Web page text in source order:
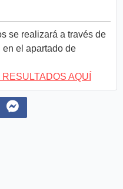
se realizará a través de
en el apartado de
AQUÍ